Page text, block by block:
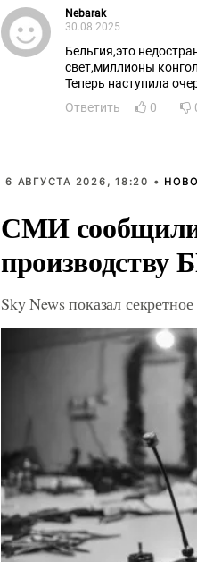
Nebarak
30.08.2025
Бельгия,это
свет,миллионы
Теперь наступила
Ответить
0
6 АВГУСТА 2026, 18:20 •
СМИ сообщили
Sky News показал